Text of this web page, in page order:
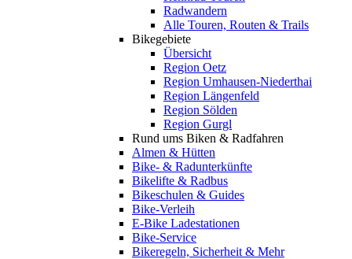
Radwandern
Alle Touren, Routen & Trails
Bikegebiete
Übersicht
Region Oetz
Region Umhausen-Niederthai
Region Längenfeld
Region Sölden
Region Gurgl
Rund ums Biken & Radfahren
Almen & Hütten
Bike- & Radunterkünfte
Bikelifte & Radbus
Bikeschulen & Guides
Bike-Verleih
E-Bike Ladestationen
Bike-Service
Bikeregeln, Sicherheit & Mehr